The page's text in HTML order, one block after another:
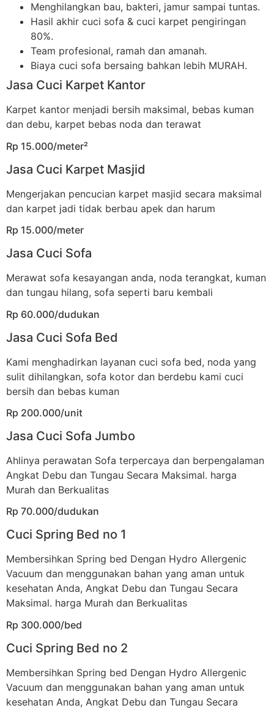
Menghilangkan bau, bakteri, jamur sampai tuntas.
Hasil akhir cuci sofa & cuci karpet pengiringan
80%.
Team profesional, ramah dan amanah.
Biaya cuci sofa bersaing bahkan lebih MURAH.
Jasa Cuci Karpet Kantor
Karpet kantor menjadi bersih maksimal, bebas kuman
dan debu, karpet bebas noda dan terawat
Rp 15.000/meter²
Jasa Cuci Karpet Masjid
Mengerjakan pencucian karpet masjid secara maksimal
dan karpet jadi tidak berbau apek dan harum
Rp 15.000/meter
Jasa Cuci Sofa
Merawat sofa kesayangan anda, noda terangkat, kuman
dan tungau hilang, sofa seperti baru kembali
Rp 60.000/dudukan
Jasa Cuci Sofa Bed
Kami menghadirkan layanan cuci sofa bed, noda yang
sulit dihilangkan, sofa kotor dan berdebu kami cuci
bersih dan bebas kuman
Rp 200.000/unit
Jasa Cuci Sofa Jumbo
Ahlinya perawatan Sofa terpercaya dan berpengalaman
Angkat Debu dan Tungau Secara Maksimal. harga
Murah dan Berkualitas
Rp 70.000/dudukan
Cuci Spring Bed no 1
Membersihkan Spring bed Dengan Hydro Allergenic
Vacuum dan menggunakan bahan yang aman untuk
kesehatan Anda, Angkat Debu dan Tungau Secara
Maksimal. harga Murah dan Berkualitas
Rp 300.000/bed
Cuci Spring Bed no 2
Membersihkan Spring bed Dengan Hydro Allergenic
Vacuum dan menggunakan bahan yang aman untuk
kesehatan Anda, Angkat Debu dan Tungau Secara